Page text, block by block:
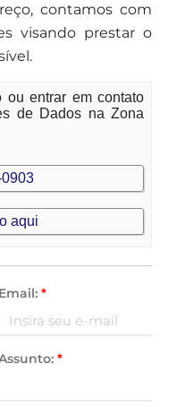
contamos com
visando prestar o
ou entrar em contato
de Dados na Zona
aqui
Email: *
*